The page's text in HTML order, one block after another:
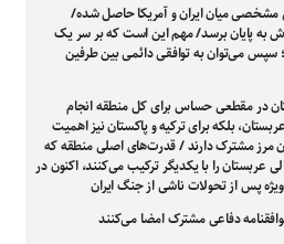
مشخصی میان ایران و آمریکا حاصل شده/
به پایان برسد/ مهم این است که بر سر یک
حاصل شود؛ سپس می‌توان به توافقی دائمی بین طرفین
در مقطعی حساس برای کل منطقه انجام
بلکه برای ترکیه و پاکستان نیز اهمیت
مرز مشترک دارند / قدرت‌های اصلی منطقه که
عربستان را با یکدیگر ترکیب می‌کنند، اکنون در
پس از تحولات ناشی از جنگ ایران
دفاعی مشترک امضا می‌کنند